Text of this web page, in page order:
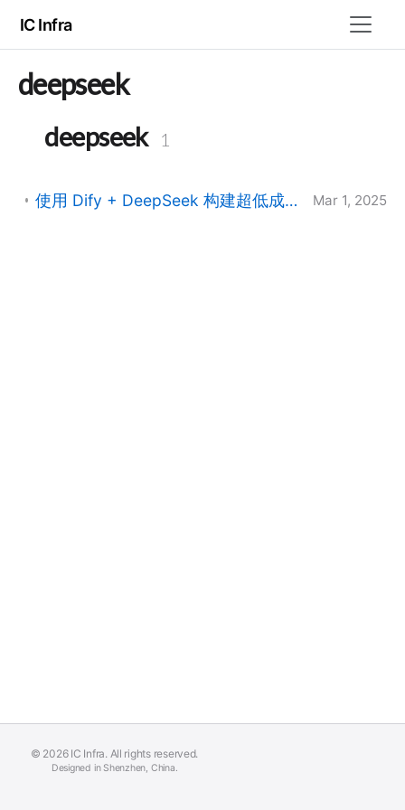
IC Infra
deepseek
deepseek 1
使用 Dify + DeepSeek 构建超低成本 AI 知识库：200GB 文档处理方案 Mar 1, 2025
© 2026 IC Infra. All rights reserved.
Designed in Shenzhen, China.